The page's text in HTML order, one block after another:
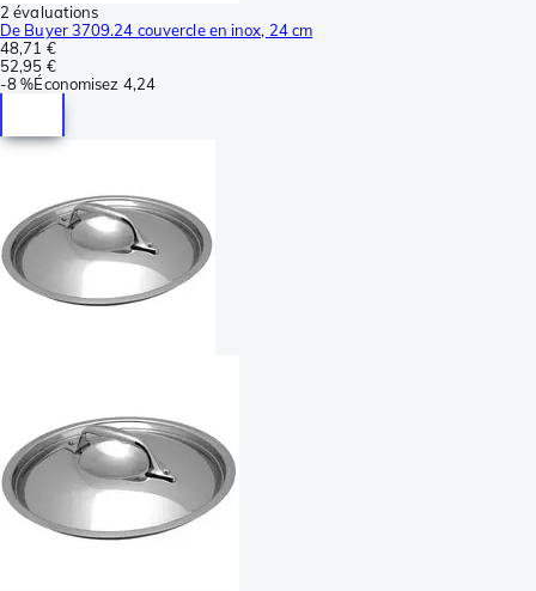
2 évaluations
De Buyer 3709.24 couvercle en inox, 24 cm
48,71 €
52,95 €
-8 %Économisez 4,24